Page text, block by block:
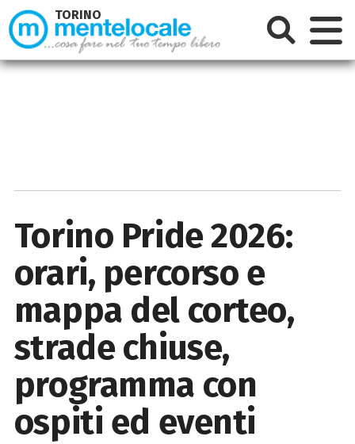
Torino Pride 2026:
orari, percorso e
mappa del corteo,
strade chiuse,
programma con
ospiti ed eventi
TORINO